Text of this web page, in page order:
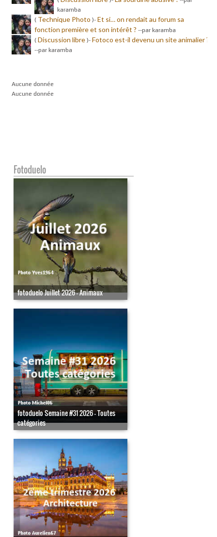
karamba
( Technique Photo )- Et si… on rendait au forum sa
fonction première et son intérêt ? --par karamba
( Discussion libre )- Fotoco est-il devenu un site animalier ?
--par karamba
Aucune donnée
Aucune donnée
Fotoduelo
fotoduelo Juillet 2026 - Animaux
fotoduelo Semaine #31 2026 - Toutes
catégories